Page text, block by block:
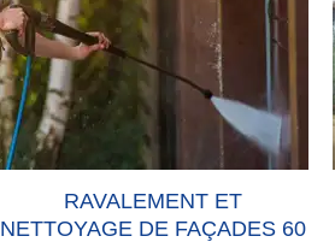
RAVALEMENT ET
NETTOYAGE DE FAÇADES 60